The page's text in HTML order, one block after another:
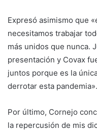
Expresó asimismo que
necesitamos trabajar
más unidos que nunca.
presentación y Covax
juntos porque es la
derrotar esta pandemia».
Por último, Cornejo
la repercusión de mis